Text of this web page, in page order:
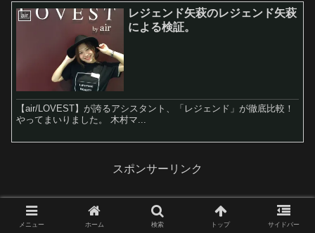
air
レジェンド矢萩のレジェンド矢萩
による検証。
【air/LOVEST】が誇るアシスタント、「レジェンド」が徹底比較！
やってまいりました。 木村マ...
スポンサーリンク
メニュー ホーム 検索 トップ サイドバー